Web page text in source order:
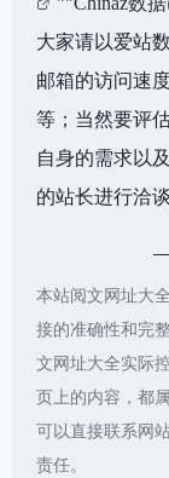
大家请以爱站
邮箱的访问速
等；当然要评
自身的需求以
的站长进行洽
本站阅文网址大
接的准确性和完
文网址大全实际
页上的内容，都
可以直接联系网
责任。